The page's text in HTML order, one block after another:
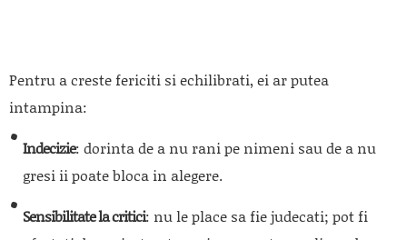
Pentru a creste fericiti si echilibrati, ei ar putea
intampina:
Indecizie: dorinta de a nu rani pe nimeni sau de a nu
gresi ii poate bloca in alegere.
Sensibilitate la critici: nu le place sa fie judecati; pot fi